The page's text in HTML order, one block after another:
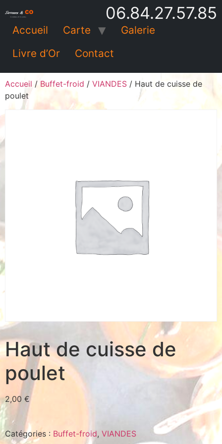
06.84.27.57.85
Accueil Carte
Galerie
Livre d’Or
Contact
Accueil / Buffet-froid / VIANDES / Haut de cuisse de
poulet
Haut de cuisse de
poulet
2,00 €
Catégories : Buffet-froid, VIANDES